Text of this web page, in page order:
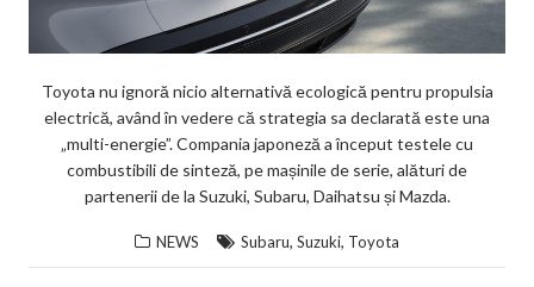
Toyota nu ignoră nicio alternativă ecologică pentru propulsia
electrică, având în vedere că strategia sa declarată este una
„multi-energie”. Compania japoneză a început testele cu
combustibili de sinteză, pe mașinile de serie, alături de
partenerii de la Suzuki, Subaru, Daihatsu și Mazda.
NEWS Subaru, Suzuki, Toyota